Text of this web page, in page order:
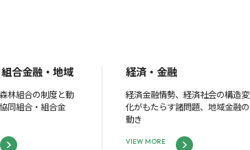
合金融・地域
林組合の制度と動
同組合・組合金
経済・金融
経済金融情勢、経済社会の構造変
化がもたらす諸問題、地域金融の
動き
VIEW MORE